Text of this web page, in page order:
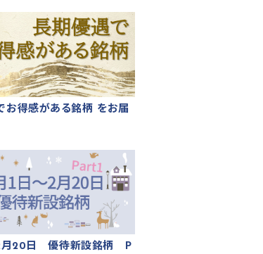
お得感がある銘柄 をお届
月20日 優待新設銘柄 P